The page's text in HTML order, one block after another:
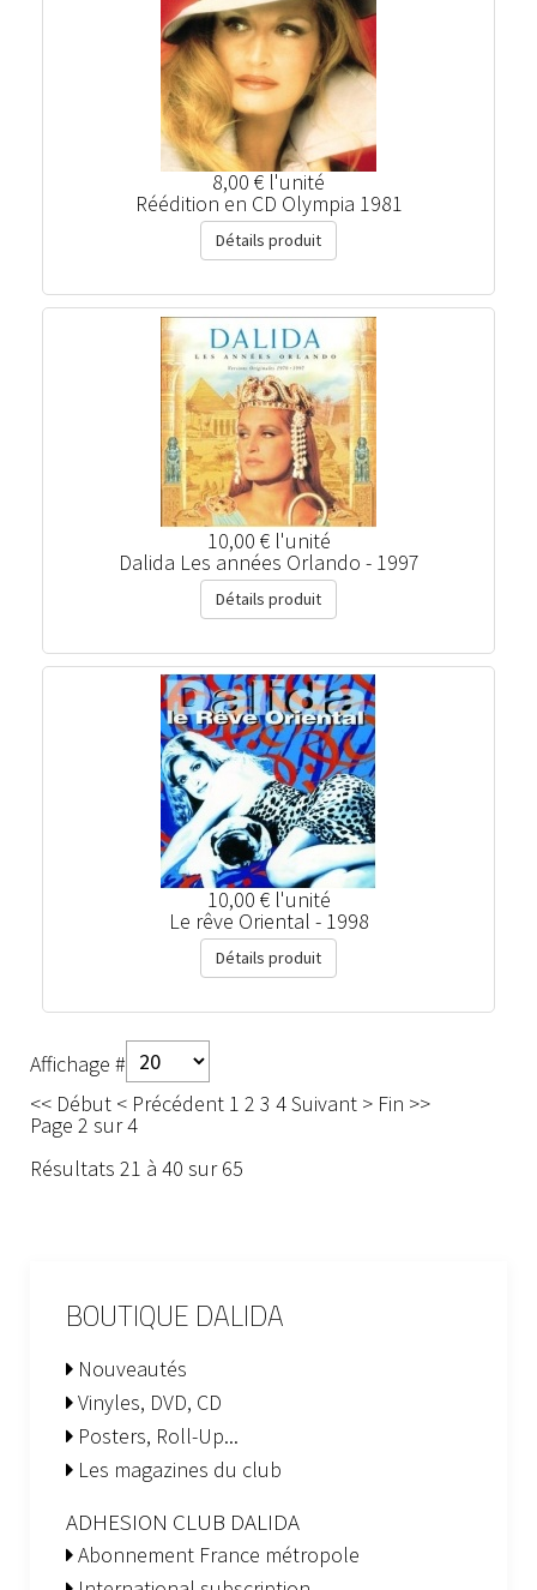
8,00 € l'unité
Réédition en CD Olympia 1981
Détails produit
10,00 € l'unité
Dalida Les années Orlando - 1997
Détails produit
10,00 € l'unité
Le rêve Oriental - 1998
Détails produit
Affichage #
<< Début < Précédent 1 2 3 4Suivant > Fin >>
Page 2 sur 4
Résultats 21 à 40 sur 65
BOUTIQUE DALIDA
Nouveautés
Vinyles, DVD, CD
Posters, Roll-Up...
Les magazines du club
ADHESION CLUB DALIDA
Abonnement France métropole